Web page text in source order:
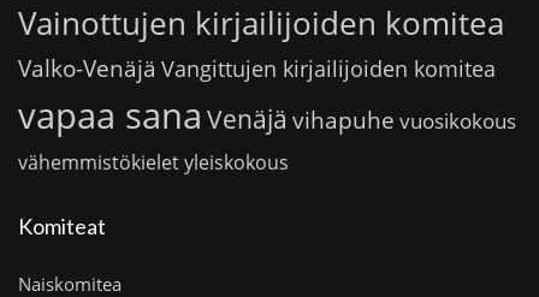
Vainottujen kirjailijoiden komitea
Valko-Venäjä Vangittujen kirjailijoiden komitea
vapaa sana Venäjä vihapuhe vuosikokous
vähemmistökieletyleiskokous
Komiteat
Naiskomitea